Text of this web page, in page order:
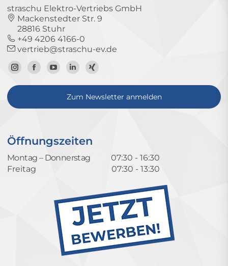
straschu Elektro-Vertriebs GmbH
Mackenstedter Str. 9
28816 Stuhr
+49 4206 4166-0
vertrieb@straschu-ev.de
Zum
Instagram-
Zur
Facebook-
Zum
YouTube-
Kanal
Zum
LinkedIn-
Profil
Zum
Xing-
Profil
Zum Newsletter anmelden
Öffnungszeiten
Montag – Donnerstag
07:30 - 16:30
Freitag
07:30 - 13:30